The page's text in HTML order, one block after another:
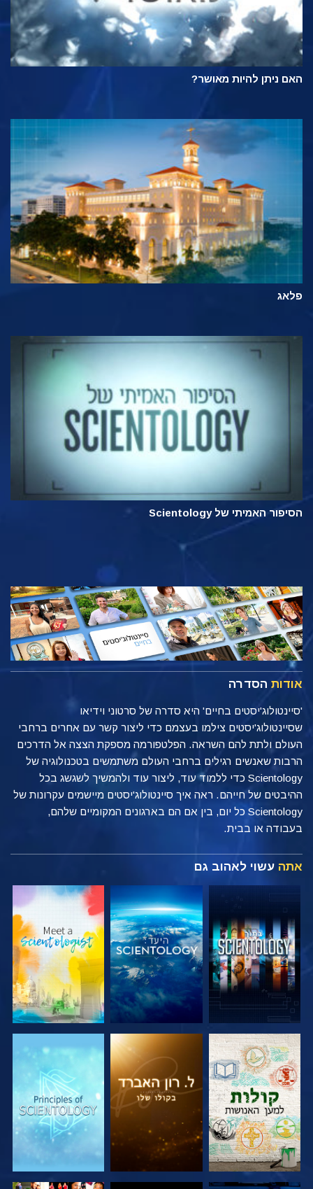
האם ניתן להיות מאושר?
פלאג
הסיפור האמיתי של Scientology
אודות הסדרה
'סיינטולוג'יסטים בחיים' היא סדרה של סרטוני וידיאו
שסיינטולוג'יסטים צילמו בעצמם כדי ליצור קשר עם אחרים ברחבי
העולם ולתת להם השראה. הפלטפורמה מספקת הצצה אל הדרכים
הרבות שאנשים רגילים ברחבי העולם משתמשים בטכנולוגיה של
Scientology כדי ללמוד עוד, ליצור עוד ולהמשיך לשגשג בכל
ההיבטים של חייהם. ראה איך סיינטולוג'יסטים מיישמים עקרונות של
Scientology כל יום, בין אם הם בארגונים המקומיים שלהם,
בעבודה או בבית.
אתה עשוי לאהוב גם
בדוק את הסדרה בדוק את הסדרה בדוק את הסדרה